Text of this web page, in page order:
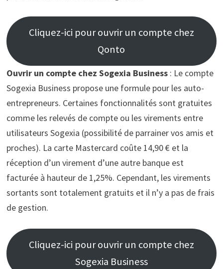
Cliquez-ici pour ouvrir un compte chez
Qonto
Ouvrir un compte chez Sogexia Business: Le compte
Sogexia Business propose une formule pour les auto-
entrepreneurs. Certaines fonctionnalités sont gratuites
comme les relevés de compte ou les virements entre
utilisateurs Sogexia (possibilité de parrainer vos amis et
proches). La carte Mastercard coûte 14,90 € et la
réception d’un virement d’une autre banque est
facturée à hauteur de 1,25%. Cependant, les virements
sortants sont totalement gratuits et il n’y a pas de frais
de gestion.
Cliquez-ici pour ouvrir un compte chez
Sogexia Business